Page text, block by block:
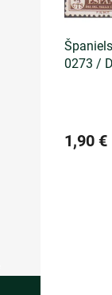
o
vd
k
t0273 /
1,90 €